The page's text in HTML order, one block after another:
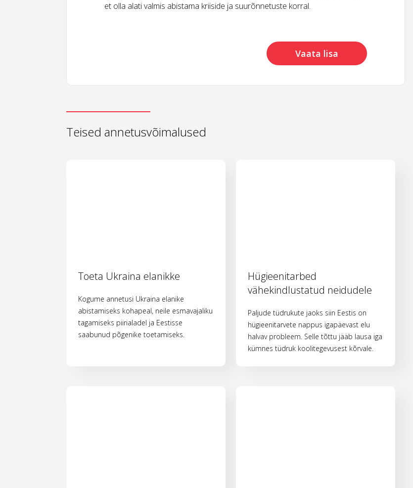
et olla alati valmis abistama kriiside ja suurõnnetuste korral.
Vaata lisa
Teised annetusvõimalused
Toeta Ukraina elanikke
Kogume annetusi Ukraina elanike
abistamiseks kohapeal, neile esmavajaliku
tagamiseks piirialadel ja Eestisse
saabunud põgenike toetamiseks.
Hügieenitarbed
vähekindlustatud neidudele
Paljude tüdrukute jaoks siin Eestis on
hügieenitarvete nappus igapäevast elu
halvav probleem. Selle tõttu jääb lausa iga
kümnes tüdruk koolitegevusest kõrvale.